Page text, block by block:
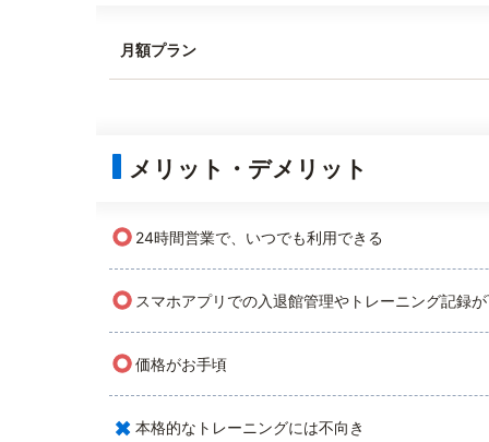
月額プラン
メリット・デメリット
○ 24時間営業で、いつでも利用できる
○ スマホアプリでの入退館管理やトレーニング記録
○価格がお手頃
× 本格的なトレーニングには不向き